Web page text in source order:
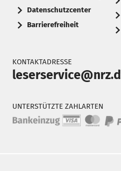
Datenschutzcenter
Barrierefreiheit
KONTAKTADRESSE
UNTERSTÜTZTE ZAHLARTEN